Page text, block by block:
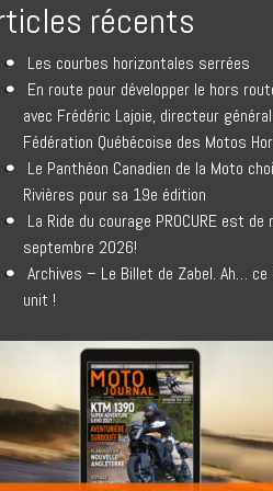
récents
Les courbes horizontales serrées
En route pour développer le hors
avec Frédéric Lajoie, directeur
Fédération Québécoise des Motos
Le Panthéon Canadien de la Moto
Rivières pour sa 19e édition
La Ride du courage PROCURE est de
septembre 2026!
Archives – Le Billet de Zabel. Ah… ce
unit !